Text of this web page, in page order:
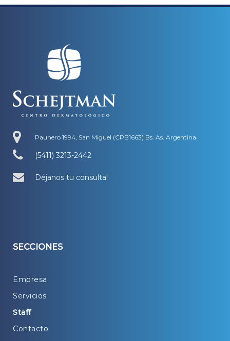
Paunero 1994, San Miguel (CPB1663) Bs. As. Argentina.
(5411) 3213-2442
Déjanos tu consulta!
SECCIONES
Empresa
Servicios
Staff
Contacto